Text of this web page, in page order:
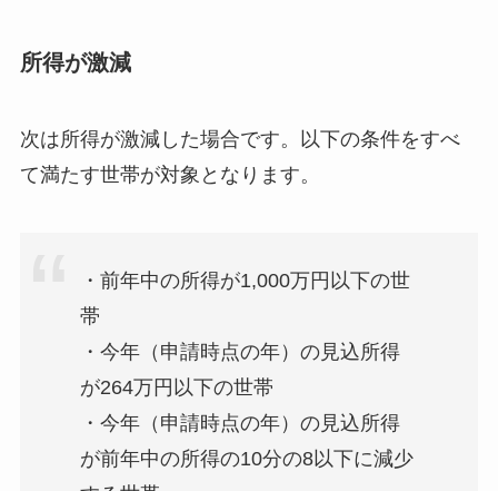
所得が激減
次は所得が激減した場合です。以下の条件をすべ
て満たす世帯が対象となります。
・前年中の所得が1,000万円以下の世
帯
・今年（申請時点の年）の見込所得
が264万円以下の世帯
・今年（申請時点の年）の見込所得
が前年中の所得の10分の8以下に減少